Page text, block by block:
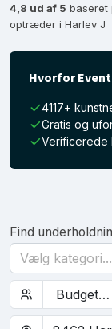
4,8 ud af 5 baseret
optræder i Harlev J
Hvorfor
4117+
Gratis og
Verificerede
Find
Vælg kategori...